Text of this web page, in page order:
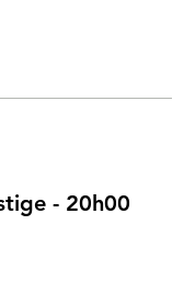
- 20h00